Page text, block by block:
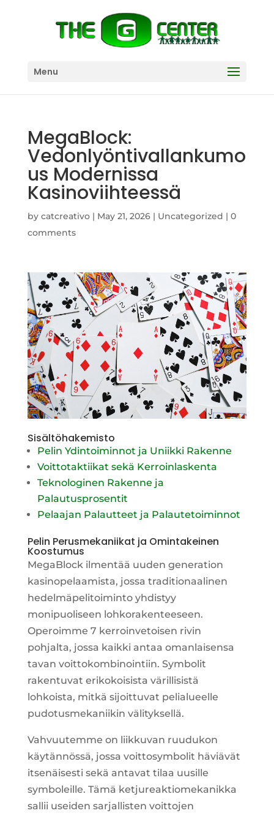
Menu
MegaBlock:
Vedonlyöntivallankumo
us Modernissa
Kasinoviihteessä
by catcreativo| May 21, 2026| Uncategorized | 0
comments
Sisältöhakemisto
Pelin Ydintoiminnot ja Uniikki Rakenne
Voittotaktiikat sekä Kerroinlaskenta
Teknologinen Rakenne ja
Palautusprosentit
Pelaajan Palautteet ja Palautetoiminnot
Pelin Perusmekaniikat ja Omintakeinen
Koostumus
MegaBlock ilmentää uuden generation
kasinopelaamista, jossa traditionaalinen
hedelmäpelitoiminto yhdistyy
monipuoliseen lohkorakenteeseen.
Operoimme 7 kerroinvetoisen rivin
pohjalta, jossa kaikki antaa omanlaisensa
tavan voittokombinointiin. Symbolit
rakentuvat erikokoisista värillisistä
lohkoista, mitkä sijoittuvat pelialueelle
pudotusmekaniikin välityksellä.
Vahvuutemme on liikkuvan ruudukon
käytännössä, jossa voittosymbolit häviävät
itsenäisesti sekä antavat tilaa uusille
symboleille. Tämä ketjureaktiomekanikka
sallii useiden sarjallisten voittojen